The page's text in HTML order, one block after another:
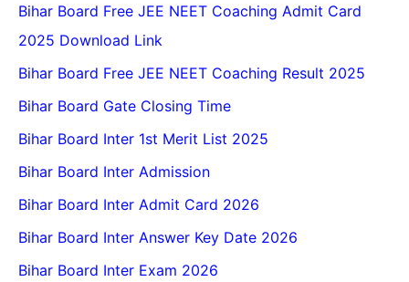
Bihar Board Free JEE NEET Coaching Admit Card
2025 Download Link
Bihar Board Free JEE NEET Coaching Result 2025
Bihar Board Gate Closing Time
Bihar Board Inter 1st Merit List 2025
Bihar Board Inter Admission
Bihar Board Inter Admit Card 2026
Bihar Board Inter Answer Key Date 2026
Bihar Board Inter Exam 2026